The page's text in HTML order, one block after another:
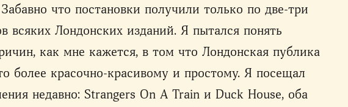
что постановки получили только по две-три
всяких Лондонских изданий. Я пытался понять
как мне кажется, в том что Лондонская публика
более красочно-красивому и простому. Я посещал
недавно: Strangers On A Train и Duck House, оба